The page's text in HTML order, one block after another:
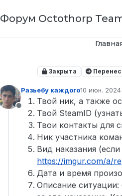
Форум Octothorp
Закрыта
Не в сети
Разьебу каждого10 июн. 2024
Твой ник, а также
Твой SteamID
Твои контакты для
Ник участника
Вид наказания
https://imgur.com/a/
Дата и время
Описание